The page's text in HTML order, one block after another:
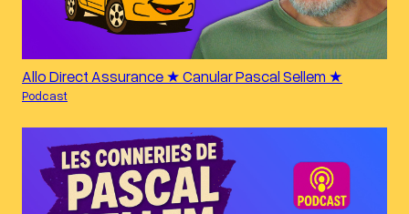
Allo Direct Assurance ★ Canular Pascal Sellem ★
Podcast